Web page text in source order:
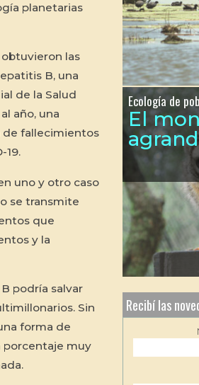
planetarias
las
B, una
de la Salud
año, una
fallecimientos
19.
uno y otro caso
se transmite
que
y la
podría salvar
Sin
forma de
porcentaje muy
Ecología de
El
Recibí las